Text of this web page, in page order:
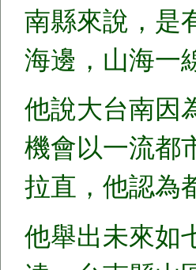
南縣來說，是
海邊，山海一
他說大台南因
機會以一流都
拉直，他認為
他舉出未來如